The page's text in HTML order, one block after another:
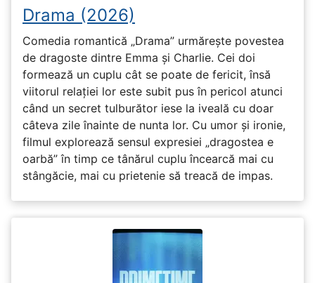
Drama (2026)
Comedia romantică „Drama” urmărește povestea
de dragoste dintre Emma și Charlie. Cei doi
formează un cuplu cât se poate de fericit, însă
viitorul relației lor este subit pus în pericol atunci
când un secret tulburător iese la iveală cu doar
câteva zile înainte de nunta lor. Cu umor și ironie,
filmul explorează sensul expresiei „dragostea e
oarbă” în timp ce tânărul cuplu încearcă mai cu
stângăcie, mai cu prietenie să treacă de impas.